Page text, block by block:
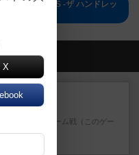
DILEMMAS -ザ ハンドレッ
プに戻る
い投稿
ー
グ好きで、チーム戦（このゲー
X